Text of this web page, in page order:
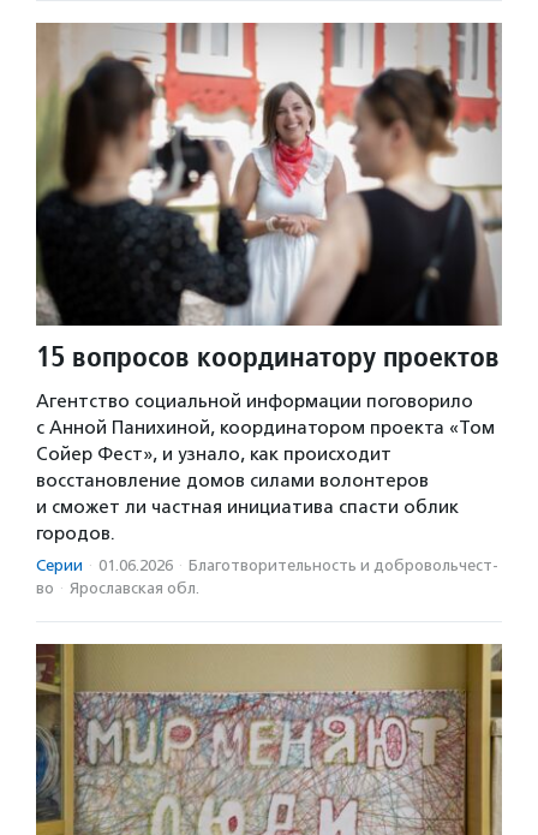
15 вопросов координатору проектов
Агентство социальной информации поговорило
с Анной Панихиной, координатором проекта «Том
Сойер Фест», и узнало, как происходит
восстановление домов силами волонтеров
и сможет ли частная инициатива спасти облик
городов.
Серии · 01.06.2026 · Благотвори­тель­ность и доброволь­чест­
во · Ярославская обл.